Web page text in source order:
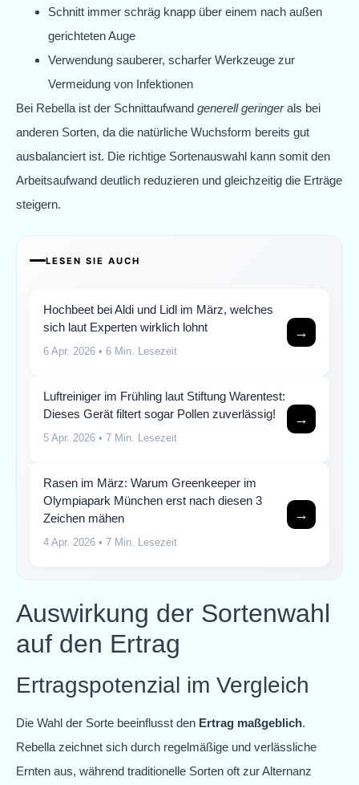
Schnitt immer schräg knapp über einem nach außen
gerichteten Auge
Verwendung sauberer, scharfer Werkzeuge zur
Vermeidung von Infektionen
Bei Rebella ist der Schnittaufwand generell geringerals bei
anderen Sorten, da die natürliche Wuchsform bereits gut
ausbalanciert ist. Die richtige Sortenauswahl kann somit den
Arbeitsaufwand deutlich reduzieren und gleichzeitig die Erträge
steigern.
LESEN SIE AUCH
Hochbeet bei Aldi und Lidl im März, welches
sich laut Experten wirklich lohnt
6 Apr. 2026 • 6 Min. Lesezeit
→
Luftreiniger im Frühling laut Stiftung Warentest:
Dieses Gerät filtert sogar Pollen zuverlässig!
5 Apr. 2026 • 7 Min. Lesezeit
→
Rasen im März: Warum Greenkeeper im
Olympiapark München erst nach diesen 3
Zeichen mähen
4 Apr. 2026 • 7 Min. Lesezeit
→
Auswirkung der Sortenwahl
auf den Ertrag
Ertragspotenzial im Vergleich
Die Wahl der Sorte beeinflusst den Ertrag maßgeblich.
Rebella zeichnet sich durch regelmäßige und verlässliche
Ernten aus, während traditionelle Sorten oft zur Alternanz